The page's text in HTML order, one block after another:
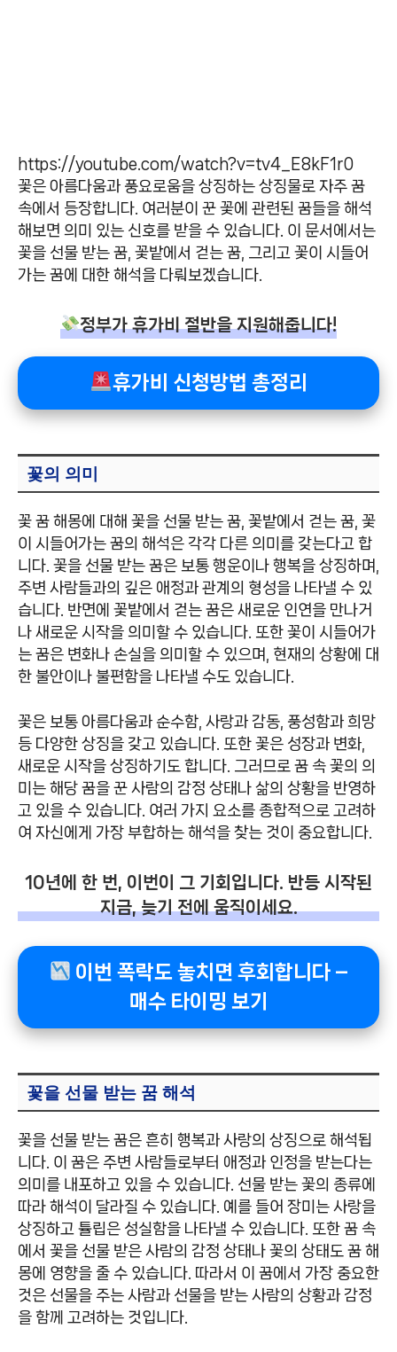
https://youtube.com/watch?v=tv4_E8kF1r0
꽃은 아름다움과 풍요로움을 상징하는 상징물로 자주 꿈
속에서 등장합니다. 여러분이 꾼 꽃에 관련된 꿈들을 해석
해보면 의미 있는 신호를 받을 수 있습니다. 이 문서에서는
꽃을 선물 받는 꿈, 꽃밭에서 걷는 꿈, 그리고 꽃이 시들어
가는 꿈에 대한 해석을 다뤄보겠습니다.
정부가 휴가비 절반을 지원해줍니다!
휴가비 신청방법 총정리
꽃의 의미
꽃 꿈 해몽에 대해 꽃을 선물 받는 꿈, 꽃밭에서 걷는 꿈, 꽃
이 시들어가는 꿈의 해석은 각각 다른 의미를 갖는다고 합
니다. 꽃을 선물 받는 꿈은 보통 행운이나 행복을 상징하며,
주변 사람들과의 깊은 애정과 관계의 형성을 나타낼 수 있
습니다. 반면에 꽃밭에서 걷는 꿈은 새로운 인연을 만나거
나 새로운 시작을 의미할 수 있습니다. 또한 꽃이 시들어가
는 꿈은 변화나 손실을 의미할 수 있으며, 현재의 상황에 대
한 불안이나 불편함을 나타낼 수도 있습니다.
꽃은 보통 아름다움과 순수함, 사랑과 감동, 풍성함과 희망
등 다양한 상징을 갖고 있습니다. 또한 꽃은 성장과 변화,
새로운 시작을 상징하기도 합니다. 그러므로 꿈 속 꽃의 의
미는 해당 꿈을 꾼 사람의 감정 상태나 삶의 상황을 반영하
고 있을 수 있습니다. 여러 가지 요소를 종합적으로 고려하
여 자신에게 가장 부합하는 해석을 찾는 것이 중요합니다.
10년에 한 번, 이번이 그 기회입니다. 반등 시작된
지금, 늦기 전에 움직이세요.
이번 폭락도 놓치면 후회합니다 –
매수 타이밍 보기
꽃을 선물 받는 꿈 해석
꽃을 선물 받는 꿈은 흔히 행복과 사랑의 상징으로 해석됩
니다. 이 꿈은 주변 사람들로부터 애정과 인정을 받는다는
의미를 내포하고 있을 수 있습니다. 선물 받는 꽃의 종류에
따라 해석이 달라질 수 있습니다. 예를 들어 장미는 사랑을
상징하고 튤립은 성실함을 나타낼 수 있습니다. 또한 꿈 속
에서 꽃을 선물 받은 사람의 감정 상태나 꽃의 상태도 꿈 해
몽에 영향을 줄 수 있습니다. 따라서 이 꿈에서 가장 중요한
것은 선물을 주는 사람과 선물을 받는 사람의 상황과 감정
을 함께 고려하는 것입니다.